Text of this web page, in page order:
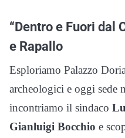
“Dentro e Fuori dal
e Rapallo
Esploriamo Palazzo
archeologici e oggi sede
incontriamo il sindaco
Gianluigi Bocchio e